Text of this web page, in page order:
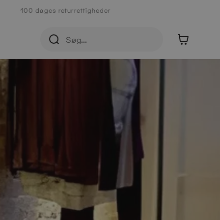
100 dages returrettigheder